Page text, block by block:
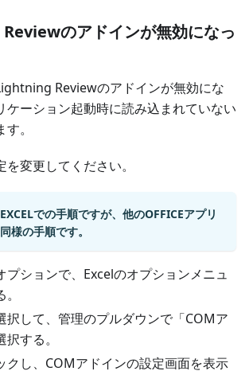
のアドインが無効になっ
Reviewのアドインが無効にな
ケーション起動時に読み込まれていない
。
変更してください。
での手順ですが、他のOFFICEアプリ
様の手順です。
プションで、Excelのオプションメニュ
択して、管理のプルダウンで「COMア
する。
クし、COMアドインの設定画面を表示